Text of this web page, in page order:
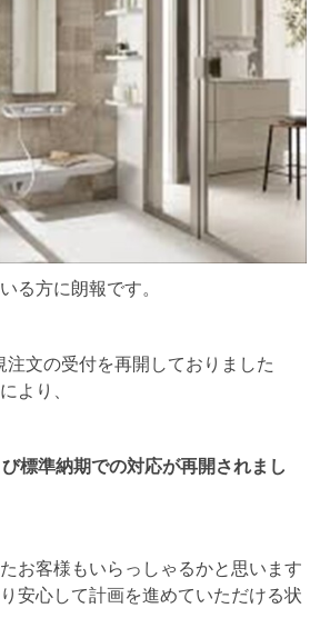
る方に朗報です。
文の受付を再開しておりました
より、
標準納期での対応が再開されまし
お客様もいらっしゃるかと思います
安心して計画を進めていただける状